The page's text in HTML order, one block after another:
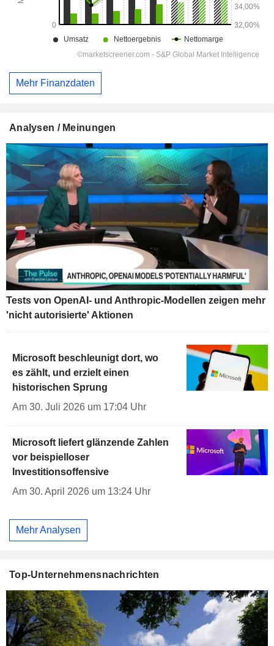
Mehr Finanzdaten
Analysen / Meinungen
Tests von OpenAI- und Anthropic-Modellen zeigen mehr
'nicht autorisierte' Aktionen
Microsoft beschleunigt dort, wo
es zählt, und erzielt einen
historischen Sprung
Am 30. Juli 2026 um 17:04 Uhr
Microsoft liefert glänzende Zahlen
vor beispielloser
Investitionsoffensive
Am 30. April 2026 um 13:24 Uhr
Mehr Analysen
Top-Unternehmensnachrichten